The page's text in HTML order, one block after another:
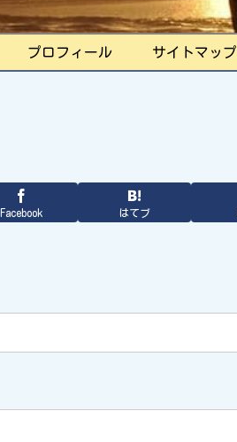
プロフィール サイトマップ
Facebook はてブ